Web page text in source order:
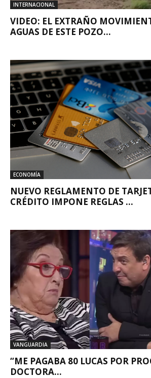
INTERNACIONAL
VIDEO: EL EXTRAÑO
AGUAS DE ESTE POZO...
ECONOMÍA
NUEVO REGLAMENTO DE
CRÉDITO IMPONE REGLAS ...
VANGUARDIA
“ME PAGABA 80 LUCAS POR
DOCTORA...